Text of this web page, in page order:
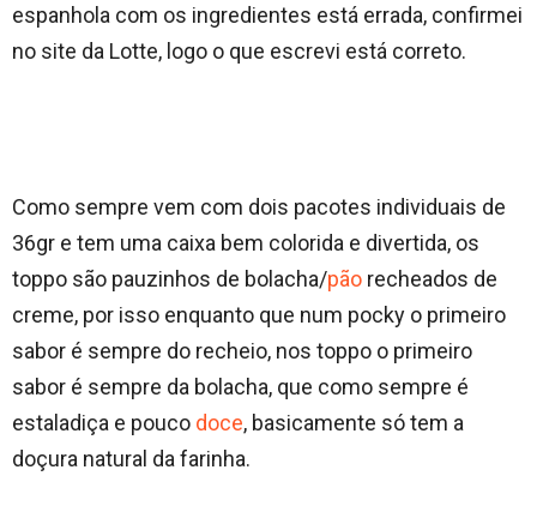
espanhola com os ingredientes está errada, confirmei
no site da Lotte, logo o que escrevi está correto.
Como sempre vem com dois pacotes individuais de
36gr e tem uma caixa bem colorida e divertida, os
toppo são pauzinhos de bolacha/pão recheados de
creme, por isso enquanto que num pocky o primeiro
sabor é sempre do recheio, nos toppo o primeiro
sabor é sempre da bolacha, que como sempre é
estaladiça e pouco doce, basicamente só tem a
doçura natural da farinha.